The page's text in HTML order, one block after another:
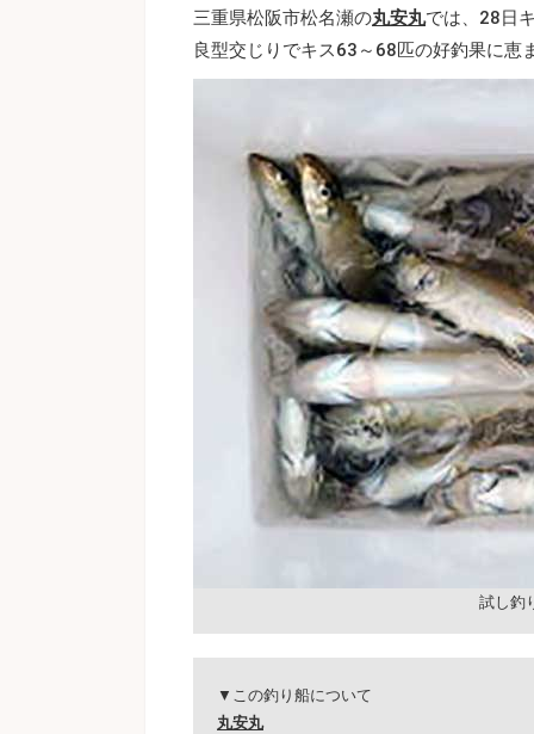
三重県松阪市松名瀬の丸安丸では、28日
良型交じりでキス63～68匹の好釣果に恵
試し釣
▼この釣り船について
丸安丸